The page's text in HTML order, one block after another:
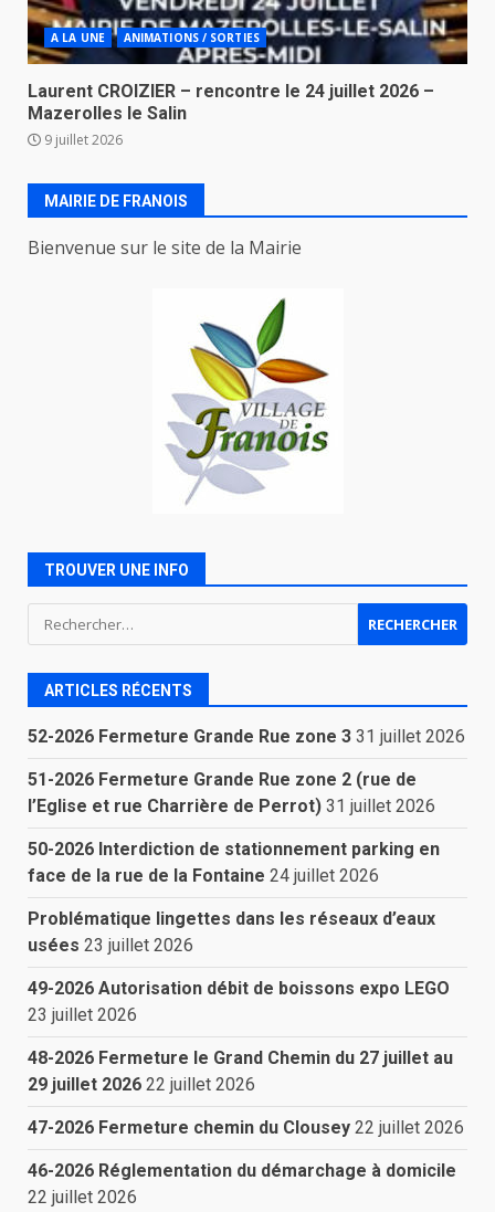
A LA UNE ANIMATIONS / SORTIES
Laurent CROIZIER – rencontre le 24 juillet 2026 –
Mazerolles le Salin
9 juillet 2026
MAIRIE DE FRANOIS
Bienvenue sur le site de la Mairie
TROUVER UNE INFO
Rechercher :
ARTICLES RÉCENTS
52-2026 Fermeture Grande Rue zone 3 31 juillet 2026
51-2026 Fermeture Grande Rue zone 2 (rue de
l’Eglise et rue Charrière de Perrot) 31 juillet 2026
50-2026 Interdiction de stationnement parking en
face de la rue de la Fontaine 24 juillet 2026
Problématique lingettes dans les réseaux d’eaux
usées 23 juillet 2026
49-2026 Autorisation débit de boissons expo LEGO
23 juillet 2026
48-2026 Fermeture le Grand Chemin du 27 juillet au
29 juillet 2026 22 juillet 2026
47-2026 Fermeture chemin du Clousey 22 juillet 2026
46-2026 Réglementation du démarchage à domicile
22 juillet 2026